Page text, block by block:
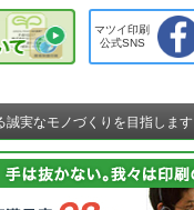
マツイ印刷
公式SNS
誠実なモノづくりを目指します